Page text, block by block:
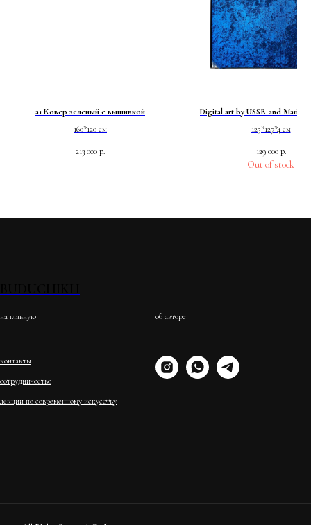
a1 Ковер зеленый с вышивкой
160*120 см
213 000 р.
Digital art by USSR and Maria
125*127*4 см
129 000 р.
Out of stock
на главную об авторе
контакты
сотрудничество
лекции по современному искусству